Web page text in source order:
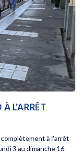
À L'ARRÊT
à l'arrêt
3 au dimanche 16